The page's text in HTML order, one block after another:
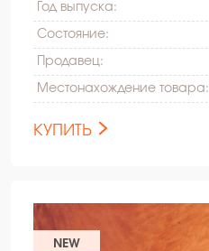
Год выпуска:
Состояние:
Продавец:
Местонахождение товара:
КУПИТЬ
NEW